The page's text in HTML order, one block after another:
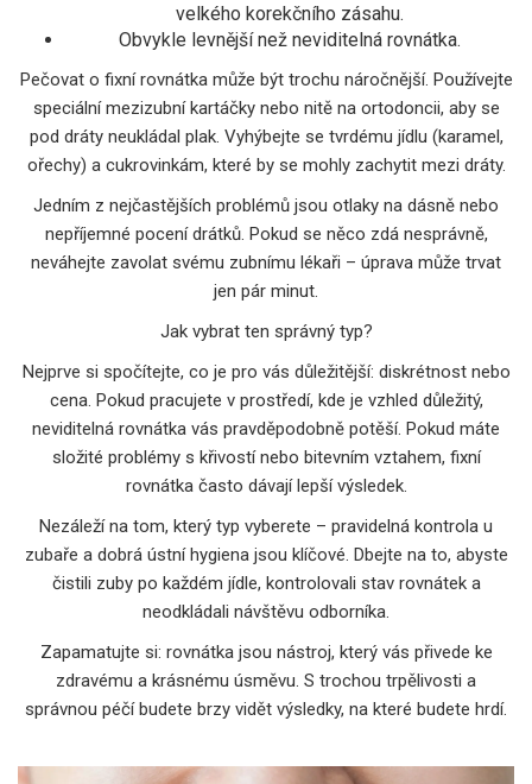
velkého korekčního zásahu.
Obvykle levnější než neviditelná rovnátka.
Pečovat o fixní rovnátka může být trochu náročnější. Používejte
speciální mezizubní kartáčky nebo nitě na ortodoncii, aby se
pod dráty neukládal plak. Vyhýbejte se tvrdému jídlu (karamel,
ořechy) a cukrovinkám, které by se mohly zachytit mezi dráty.
Jedním z nejčastějších problémů jsou otlaky na dásně nebo
nepříjemné pocení drátků. Pokud se něco zdá nesprávně,
neváhejte zavolat svému zubnímu lékaři – úprava může trvat
jen pár minut.
Jak vybrat ten správný typ?
Nejprve si spočítejte, co je pro vás důležitější: diskrétnost nebo
cena. Pokud pracujete v prostředí, kde je vzhled důležitý,
neviditelná rovnátka vás pravděpodobně potěší. Pokud máte
složité problémy s křivostí nebo bitevním vztahem, fixní
rovnátka často dávají lepší výsledek.
Nezáleží na tom, který typ vyberete – pravidelná kontrola u
zubaře a dobrá ústní hygiena jsou klíčové. Dbejte na to, abyste
čistili zuby po každém jídle, kontrolovali stav rovnátek a
neodkládali návštěvu odborníka.
Zapamatujte si: rovnátka jsou nástroj, který vás přivede ke
zdravému a krásnému úsměvu. S trochou trpělivosti a
správnou péčí budete brzy vidět výsledky, na které budete hrdí.